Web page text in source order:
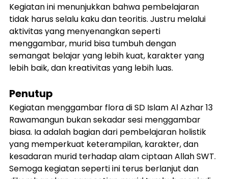
Kegiatan ini menunjukkan bahwa pembelajaran
tidak harus selalu kaku dan teoritis. Justru melalui
aktivitas yang menyenangkan seperti
menggambar, murid bisa tumbuh dengan
semangat belajar yang lebih kuat, karakter yang
lebih baik, dan kreativitas yang lebih luas.
Penutup
Kegiatan menggambar flora di SD Islam Al Azhar 13
Rawamangun bukan sekadar sesi menggambar
biasa. Ia adalah bagian dari pembelajaran holistik
yang memperkuat keterampilan, karakter, dan
kesadaran murid terhadap alam ciptaan Allah SWT.
Semoga kegiatan seperti ini terus berlanjut dan